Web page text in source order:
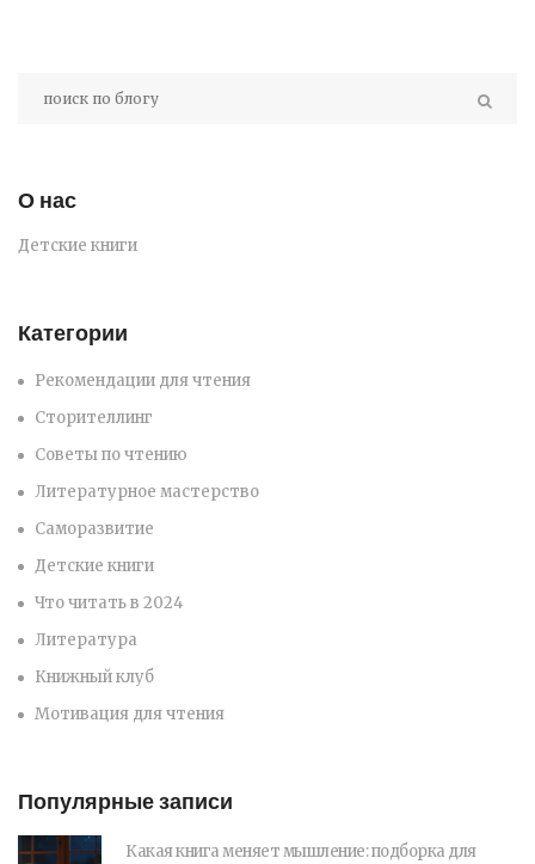
О нас
Детские книги
Категории
Рекомендации для чтения
Сторителлинг
Советы по чтению
Литературное мастерство
Саморазвитие
Детские книги
Что читать в 2024
Литература
Книжный клуб
Мотивация для чтения
Популярные записи
Какая книга меняет мышление: подборка для